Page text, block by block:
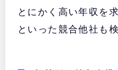
とにかく高い年収を
といった競合他社も